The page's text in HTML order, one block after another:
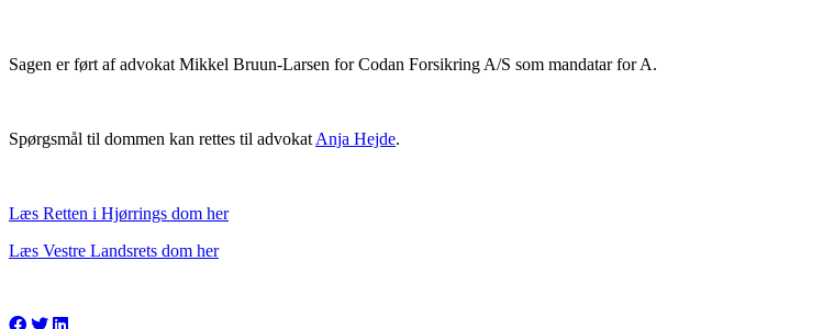
Sagen er ført af advokat Mikkel Bruun-Larsen for Codan Forsikring A/S som mandatar for A.
Spørgsmål til dommen kan rettes til advokat Anja Hejde.
Læs Retten i Hjørrings dom her
Læs Vestre Landsrets dom her